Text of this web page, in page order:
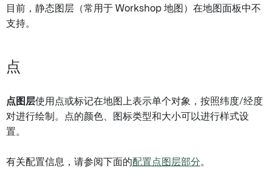
目前，静态图层（常用于 Workshop 地图）在地图面板中不
支持。
点
点图层使用点或标记在地图上表示单个对象，按照纬度/经度
对进行绘制。点的颜色、图标类型和大小可以进行样式设
置。
有关配置信息，请参阅下面的配置点图层部分。